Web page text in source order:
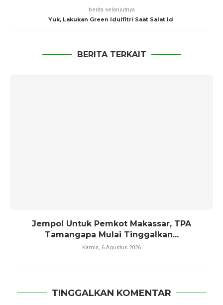
berita selanjutnya
Yuk, Lakukan Green Idulfitri Saat Salat Id
BERITA TERKAIT
Jempol Untuk Pemkot Makassar, TPA
Tamangapa Mulai Tinggalkan...
Kamis, 6 Agustus 2026
TINGGALKAN KOMENTAR